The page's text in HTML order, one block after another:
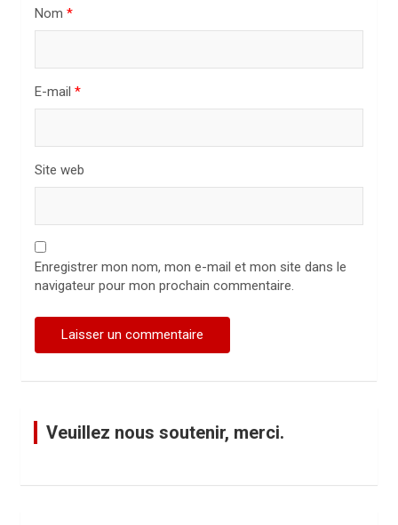
Nom *
E-mail *
Site web
Enregistrer mon nom, mon e-mail et mon site dans le
navigateur pour mon prochain commentaire.
Veuillez nous soutenir, merci.